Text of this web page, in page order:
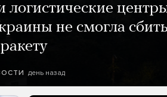
не смогла
ракету
день назад